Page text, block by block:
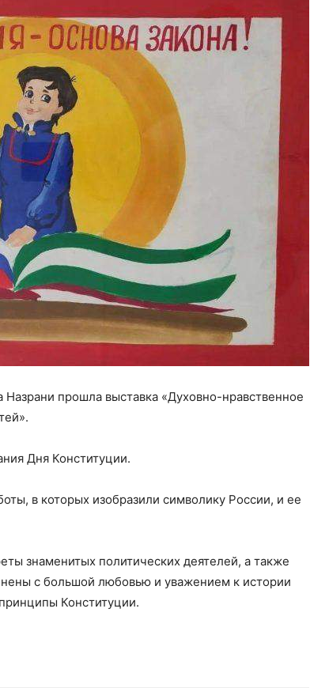
прошла выставка «Духовно-нравственное
Дня Конституции.
в которых изобразили символику России, и ее
знаменитых политических деятелей, а также
с большой любовью и уважением к истории
Конституции.